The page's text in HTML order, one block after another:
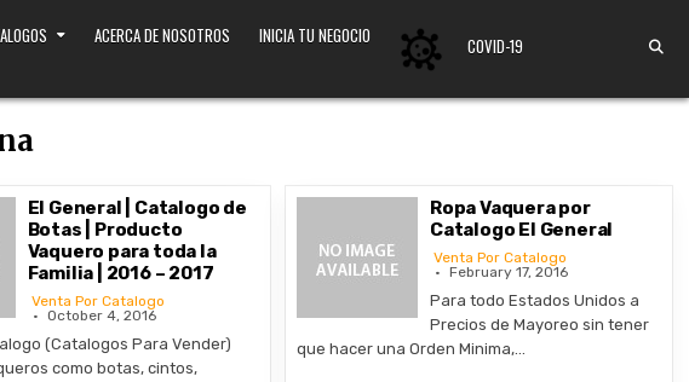
ACERCA DE NOSOTROS INICIA TU NEGOCIO COVID-19
El General | Catalogo de
Botas | Producto
Vaquero para toda la
Familia | 2016 – 2017
Venta Por Catalogo
October 4, 2016
(Catalogos Para Vender)
como botas, cintos,
Ropa Vaquera por
Catalogo El General
Venta Por Catalogo
February 17, 2016
Para todo Estados Unidos a
Precios de Mayoreo sin tener
que hacer una Orden Minima,…